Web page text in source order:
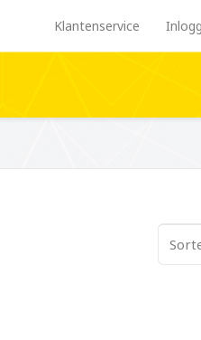
Klantenservice